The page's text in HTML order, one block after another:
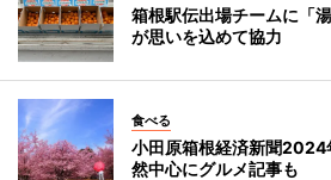
箱根駅伝出場チームに「
が思いを込めて協力
食べる
小田原箱根経済新聞
然中心にグルメ記事も